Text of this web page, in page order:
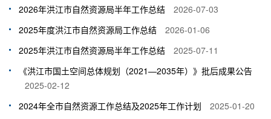
2026年洪江市自然资源局半年工作总结
2026-07-03
2025年度洪江市自然资源局工作总结
2026-01-06
2025年洪江市自然资源局半年工作总结
2025-07-11
《洪江市国土空间总体规划（2021—2035年）》批后成果公告
2025-02-12
2024年全市自然资源工作总结及2025年工作计划
2025-01-20